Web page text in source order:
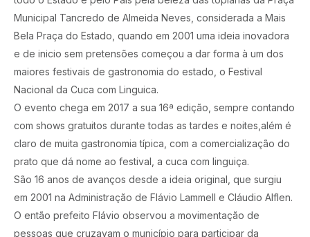
Municipal Tancredo de Almeida Neves, considerada a Mais
Bela Praça do Estado, quando em 2001 uma ideia inovadora
e de inicio sem pretensões começou a dar forma à um dos
maiores festivais de gastronomia do estado, o Festival
Nacional da Cuca com Linguica.
O evento chega em 2017 a sua 16ª edição, sempre contando
com shows gratuitos durante todas as tardes e noites,além é
claro de muita gastronomia típica, com a comercialização do
prato que dá nome ao festival, a cuca com linguiça.
São 16 anos de avanços desde a ideia original, que surgiu
em 2001 na Administração de Flávio Lammell e Cláudio Alflen.
O então prefeito Flávio observou a movimentação de
pessoas que cruzavam o município para participar da